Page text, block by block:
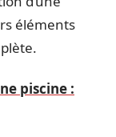
éléments
piscine :